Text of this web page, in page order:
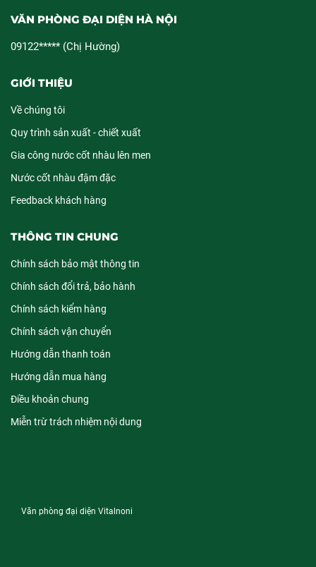
VĂN PHÒNG ĐẠI DIỆN HÀ NỘI
09122***** (Chị Hường)
GIỚI THIỆU
Về chúng tôi
Quy trình sản xuất - chiết xuất
Gia công nước cốt nhàu lên men
Nước cốt nhàu đậm đặc
Feedback khách hàng
THÔNG TIN CHUNG
Chính sách bảo mật thông tin
Chính sách đổi trả, bảo hành
Chính sách kiểm hàng
Chính sách vận chuyển
Hướng dẫn thanh toán
Hướng dẫn mua hàng
Điều khoản chung
Miễn trừ trách nhiệm nội dung
Văn phòng đại diện Vitalnoni